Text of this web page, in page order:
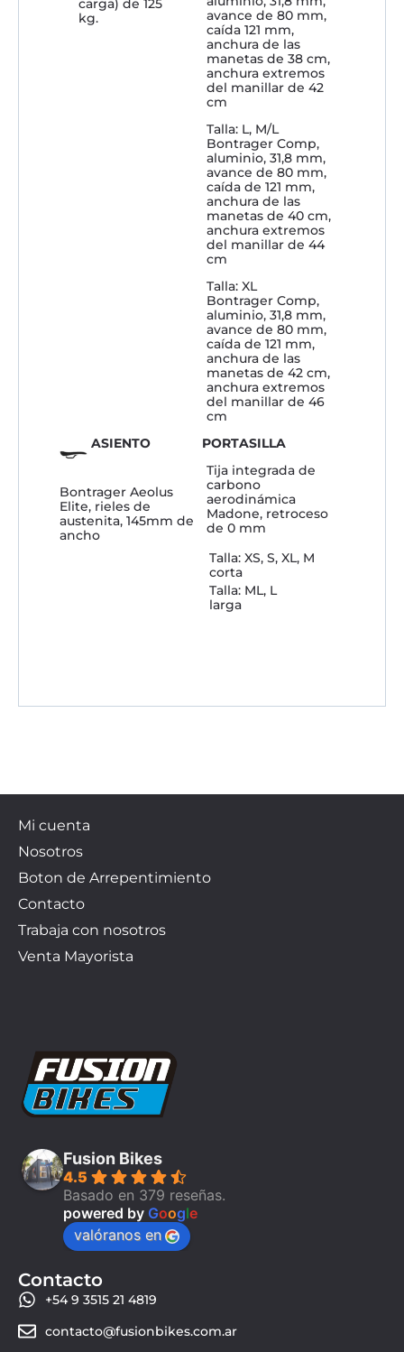
carga) de 125
kg.
avance de 80 mm,
caída 121 mm,
anchura de las
manetas de 38 cm,
anchura extremos
del manillar de 42
cm
Talla: L, M/L
Bontrager Comp,
aluminio, 31,8 mm,
avance de 80 mm,
caída de 121 mm,
anchura de las
manetas de 40 cm,
anchura extremos
del manillar de 44
cm
Talla: XL
Bontrager Comp,
aluminio, 31,8 mm,
avance de 80 mm,
caída de 121 mm,
anchura de las
manetas de 42 cm,
anchura extremos
del manillar de 46
cm
ASIENTO
Bontrager Aeolus
Elite, rieles de
austenita, 145mm de
ancho
PORTASILLA
Tija integrada de
carbono
aerodinámica
Madone, retroceso
de 0 mm
Talla: XS, S, XL, M
corta
Talla: ML, L
larga
Mi cuenta
Nosotros
Boton de Arrepentimiento
Contacto
Trabaja con nosotros
Venta Mayorista
Fusion Bikes
4.5
Basado en 379 reseñas.
powered by Google
valóranos en
Contacto
+54 9 3515 21 4819
contacto@fusionbikes.com.ar